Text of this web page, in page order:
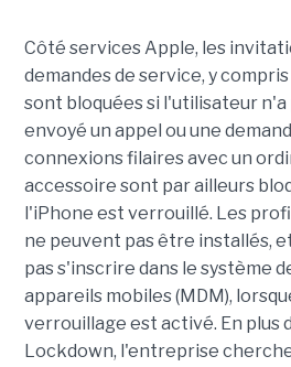
Côté services Apple, les
demandes de service, y
sont bloquées si l'utilisateur
envoyé un appel ou une
connexions filaires avec un
accessoire sont par ailleurs
l'iPhone est verrouillé. Les
ne peuvent pas être installés,
pas s'inscrire dans le système
appareils mobiles (MDM),
verrouillage est activé. En plus
Lockdown, l'entreprise